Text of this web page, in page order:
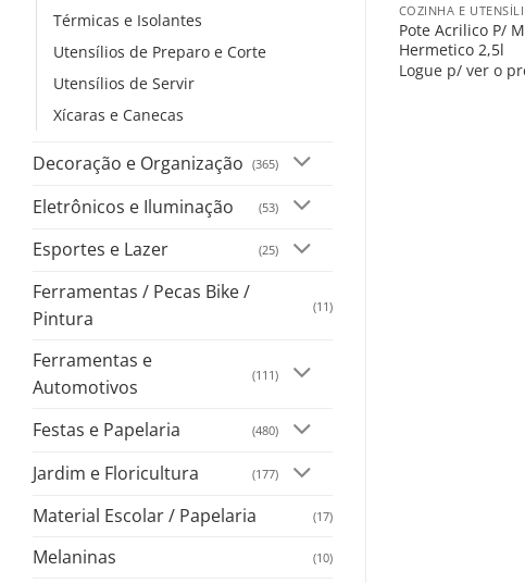
Térmicas e Isolantes
Utensílios de Preparo e Corte
Utensílios de Servir
Xícaras e Canecas
Decoração e Organização (365)
Eletrônicos e Iluminação (53)
Esportes e Lazer (25)
Ferramentas / Pecas Bike /
Pintura
(11)
Ferramentas e
Automotivos
(111)
Festas e Papelaria (480)
Jardim e Floricultura (177)
Material Escolar / Papelaria (17)
Melaninas (10)
COZINHA E
Pote Acrilico P/
Hermetico 2,5l
Logue p/ ver o